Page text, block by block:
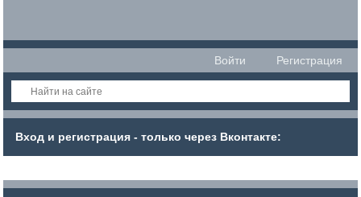
Войти Регистрация
Вход и регистрация - только через Вконтакте: